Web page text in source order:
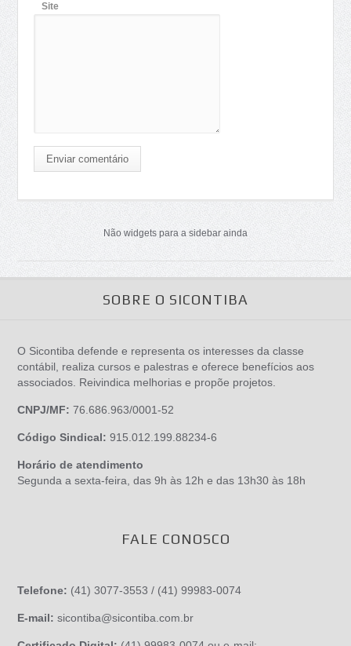
Site
Enviar comentário
Não widgets para a sidebar ainda
SOBRE O SICONTIBA
O Sicontiba defende e representa os interesses da classe
contábil, realiza cursos e palestras e oferece benefícios aos
associados. Reivindica melhorias e propõe projetos.
CNPJ/MF: 76.686.963/0001-52
Código Sindical: 915.012.199.88234-6
Horário de atendimento
Segunda a sexta-feira, das 9h às 12h e das 13h30 às 18h
FALE CONOSCO
Telefone: (41) 3077-3553 / (41) 99983-0074
E-mail:sicontiba@sicontiba.com.br